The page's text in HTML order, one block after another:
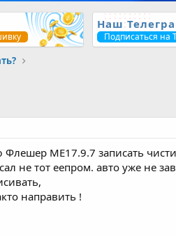
Наш
Подписаться на
ME17.9.7 записать
не тот еепром. авто уже не
направить !